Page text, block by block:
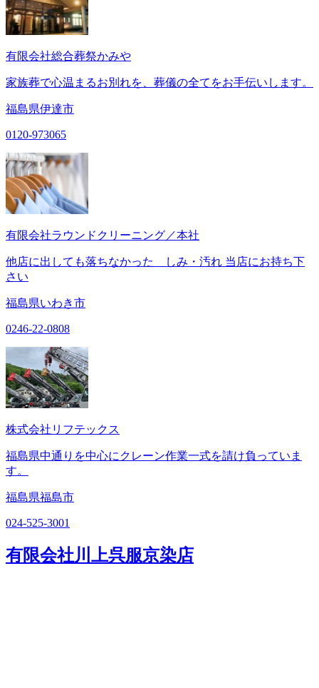
有限会社総合葬祭かみや
家族葬で心温まるお別れを、葬儀の全てをお手伝いします。
福島県伊達市
0120-973065
有限会社ラウンドクリーニング／本社
他店に出しても落ちなかった しみ・汚れ 当店にお持ち下
さい
福島県いわき市
0246-22-0808
株式会社リフテックス
福島県中通りを中心にクレーン作業一式を請け負っていま
す。
福島県福島市
024-525-3001
有限会社川上呉服京染店